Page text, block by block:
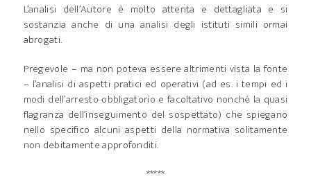
L’analisi dell’Autore è molto attenta e dettagliata e si
sostanzia anche di una analisi degli istituti simili ormai
abrogati.
Pregevole – ma non poteva essere altrimenti vista la fonte
– l’analisi di aspetti pratici ed operativi (ad es. i tempi ed i
modi dell’arresto obbligatorio e facoltativo nonché la quasi
flagranza dell’inseguimento del sospettato) che spiegano
nello specifico alcuni aspetti della normativa solitamente
non debitamente approfonditi.
*****